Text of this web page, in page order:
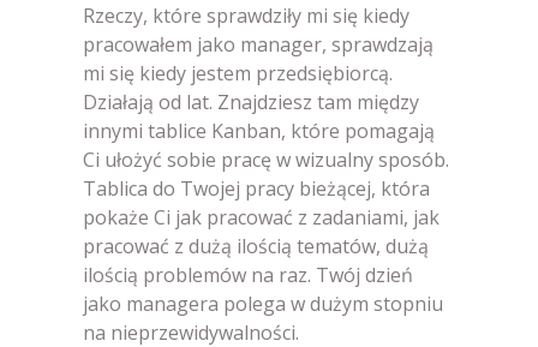
Rzeczy, które sprawdziły mi się kiedy
pracowałem jako manager, sprawdzają
mi się kiedy jestem przedsiębiorcą.
Działają od lat. Znajdziesz tam między
innymi tablice Kanban, które pomagają
Ci ułożyć sobie pracę w wizualny sposób.
Tablica do Twojej pracy bieżącej, która
pokaże Ci jak pracować z zadaniami, jak
pracować z dużą ilością tematów, dużą
ilością problemów na raz. Twój dzień
jako managera polega w dużym stopniu
na nieprzewidywalności.